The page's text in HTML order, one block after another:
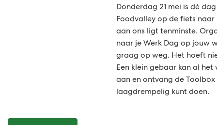
Donderdag 21 mei is dé
Foodvalley op de fiets
aan ons ligt tenminste.
naar je Werk Dag op jouw
graag op weg. Het hoeft
Een klein gebaar kan al het
aan en ontvang de
laagdrempelig kunt doen.